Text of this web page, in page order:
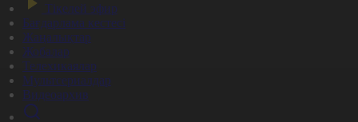
Тікелей эфир
Бағдарлама кестесі
Жаңалықтар
Жобалар
Телехикаялар
Мультсериалдар
Видеоархив